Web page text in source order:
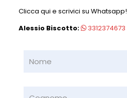
Clicca qui e scrivici su Whatsapp!
Alessio Biscotto:
3312374673